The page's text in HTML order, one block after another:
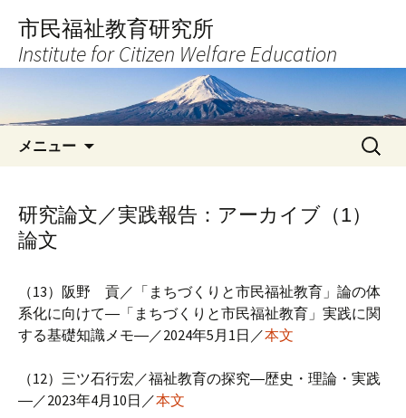
へ
キ
市民福祉教育研究所
Institute for Citizen Welfare Education
メニュー
検
索:
研究論文／実践報告：アーカイブ（1）
論文
（13）阪野 貢／「まちづくりと市民福祉教育」論の体
系化に向けて―「まちづくりと市民福祉教育」実践に関
する基礎知識メモ―／2024年5月1日／本文
（12）三ツ石行宏／福祉教育の探究―歴史・理論・実践
―／2023年4月10日／本文